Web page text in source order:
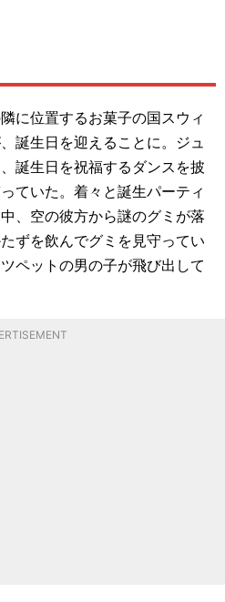
に位置するお菓子の国スウィ
誕生日を迎えることに。ジュ
誕生日を祝福するダンスを披
ていた。着々と誕生パーティ
、空の彼方から謎のグミが落
ずを飲んでグミを見守ってい
ペットの男の子が飛び出して